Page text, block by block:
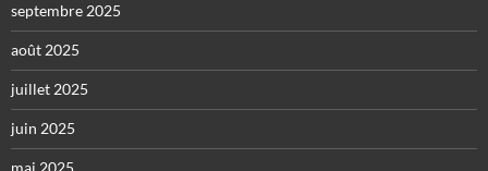
septembre 2025
août 2025
juillet 2025
juin 2025